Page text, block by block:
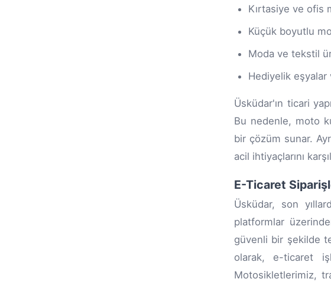
Kırtasiye ve ofis
Küçük boyutlu
Moda ve tekstil
Hediyelik
Üsküdar'ın ticari
Bu nedenle, moto
bir çözüm sunar.
acil ihtiyaçlarını
E-Ticaret
Üsküdar, son
platformlar
güvenli bir şekilde
olarak, e-ticaret
Motosikletlerimiz,